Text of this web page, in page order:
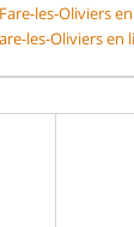
les-Oliviers
les-Oliviers en